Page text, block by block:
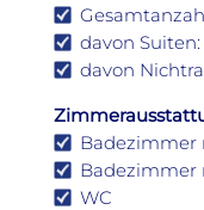
davon Suiten:
davon
Badezimmer
Badezimmer
WC